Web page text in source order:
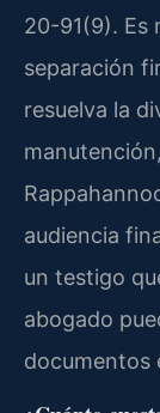
20-91(9). Es
separación
resuelva la
audiencia
un testigo
abogado
documentos